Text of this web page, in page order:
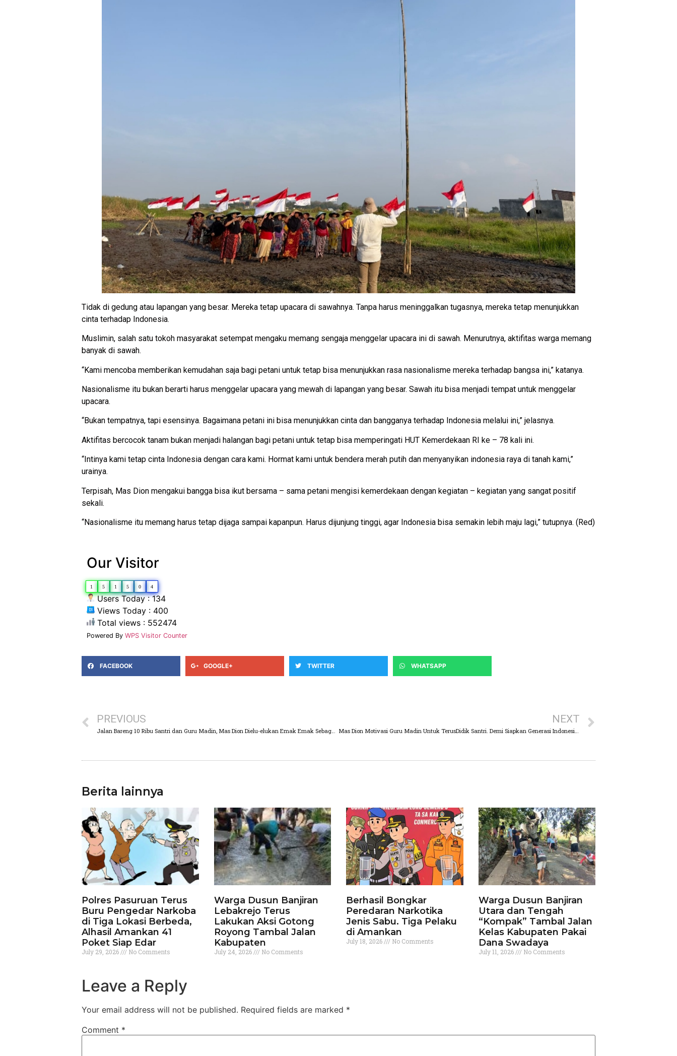
Tidak di gedung atau lapangan yang besar. Mereka tetap upacara di sawahnya. Tanpa harus meninggalkan tugasnya, mereka tetap menunjukkan
cinta terhadap Indonesia.
Muslimin, salah satu tokoh masyarakat setempat mengaku memang sengaja menggelar upacara ini di sawah. Menurutnya, aktifitas warga memang
banyak di sawah.
“Kami mencoba memberikan kemudahan saja bagi petani untuk tetap bisa menunjukkan rasa nasionalisme mereka terhadap bangsa ini,” katanya.
Nasionalisme itu bukan berarti harus menggelar upacara yang mewah di lapangan yang besar. Sawah itu bisa menjadi tempat untuk menggelar
upacara.
“Bukan tempatnya, tapi esensinya. Bagaimana petani ini bisa menunjukkan cinta dan bangganya terhadap Indonesia melalui ini,” jelasnya.
Aktifitas bercocok tanam bukan menjadi halangan bagi petani untuk tetap bisa memperingati HUT Kemerdekaan RI ke – 78 kali ini.
“Intinya kami tetap cinta Indonesia dengan cara kami. Hormat kami untuk bendera merah putih dan menyanyikan indonesia raya di tanah kami,”
urainya.
Terpisah, Mas Dion mengakui bangga bisa ikut bersama – sama petani mengisi kemerdekaan dengan kegiatan – kegiatan yang sangat positif
sekali.
“Nasionalisme itu memang harus tetap dijaga sampai kapanpun. Harus dijunjung tinggi, agar Indonesia bisa semakin lebih maju lagi,” tutupnya. (Red)
Our Visitor
1 5 1 5 0 4
Users Today : 134
Views Today : 400
Total views : 552474
Powered By WPS Visitor Counter
FACEBOOK GOOGLE+ TWITTER WHATSAPP
PREVIOUS
Jalan Bareng 10 Ribu Santri dan Guru Madin, Mas Dion Dielu-elukan Emak Emak Sebagai Calon Bupati Pasuruan
NEXT
Mas Dion Motivasi Guru Madin Untuk TerusDidik Santri. Demi Siapkan Generasi Indonesia Emas
Berita lainnya
Polres Pasuruan Terus
Buru Pengedar Narkoba
di Tiga Lokasi Berbeda,
Alhasil Amankan 41
Poket Siap Edar
July 29, 2026 No Comments
Warga Dusun Banjiran
Lebakrejo Terus
Lakukan Aksi Gotong
Royong Tambal Jalan
Kabupaten
July 24, 2026 No Comments
Berhasil Bongkar
Peredaran Narkotika
Jenis Sabu. Tiga Pelaku
di Amankan
July 18, 2026 No Comments
Warga Dusun Banjiran
Utara dan Tengah
“Kompak” Tambal Jalan
Kelas Kabupaten Pakai
Dana Swadaya
July 11, 2026 No Comments
Leave a Reply
Your email address will not be published. Required fields are marked *
Comment *